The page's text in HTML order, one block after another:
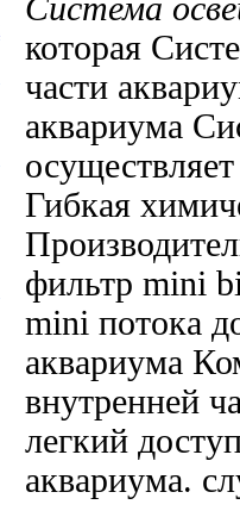
Система
которая
части
аквариума
Гибкая
фильтр mini
mini потока
аквариума
внутренней
легкий
аквариума.